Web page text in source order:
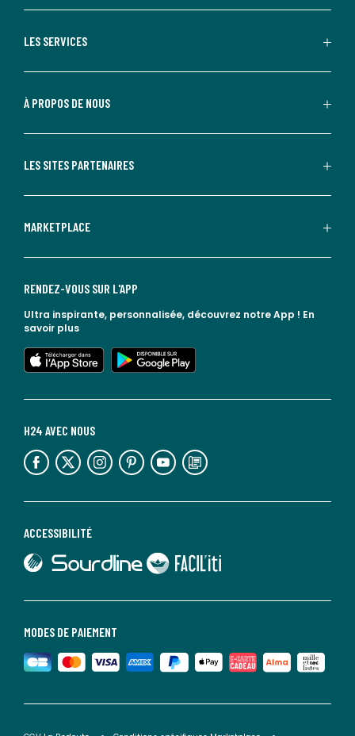
LES SERVICES
À PROPOS DE NOUS
LES SITES PARTENAIRES
MARKETPLACE
MODES DE PAIEMENT
ACCESSIBILITÉ
lien vers Sourdline
lien vers Faciliti
H24 AVEC NOUS
lien vers l'espace réseaux sociaux lien vers l'espace réseaux sociaux lien vers l'espace réseaux sociaux lien vers l'espace réseaux sociaux lien vers l'espace réseaux sociaux lien vers le blog la redoute
RENDEZ-VOUS SUR L'APP
Ultra inspirante, personnalisée, découvrez notre App ! En
savoir plus
lien vers l'app store
lien vers google play